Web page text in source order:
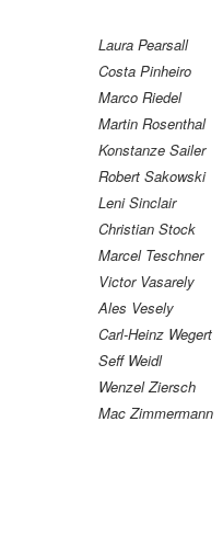
Laura Pearsall
Costa Pinheiro
Marco Riedel
Martin Rosenthal
Konstanze Sailer
Robert Sakowski
Leni Sinclair
Christian Stock
Marcel Teschner
Victor Vasarely
Ales Vesely
Carl-Heinz Wegert
Seff Weidl
Wenzel Ziersch
Mac Zimmermann